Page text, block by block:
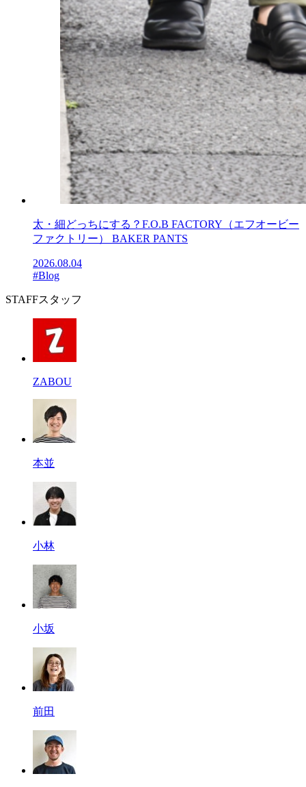
太・細どっちにする？F.O.B FACTORY（エフオービー
ファクトリー） BAKER PANTS
2026.08.04
#Blog
STAFFスタッフ
ZABOU
本並
小林
小坂
前田